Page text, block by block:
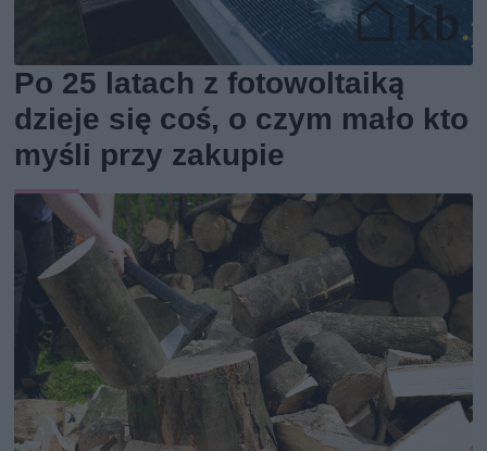
Po 25 latach z fotowoltaiką
dzieje się coś, o czym mało kto
myśli przy zakupie